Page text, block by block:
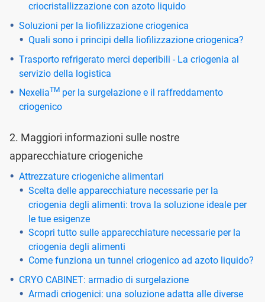
criocristallizzazione con azoto liquido
Soluzioni per la liofilizzazione criogenica
Quali sono i principi della liofilizzazione criogenica?
Trasporto refrigerato merci deperibili - La criogenia al
servizio della logistica
NexeliaTM per la surgelazione e il raffreddamento
criogenico
2. Maggiori informazioni sulle nostre
apparecchiature criogeniche
Attrezzature criogeniche alimentari
Scelta delle apparecchiature necessarie per la
criogenia degli alimenti: trova la soluzione ideale per
le tue esigenze
Scopri tutto sulle apparecchiature necessarie per la
criogenia degli alimenti
Come funziona un tunnel criogenico ad azoto liquido?
CRYO CABINET: armadio di surgelazione
Armadi criogenici: una soluzione adatta alle diverse